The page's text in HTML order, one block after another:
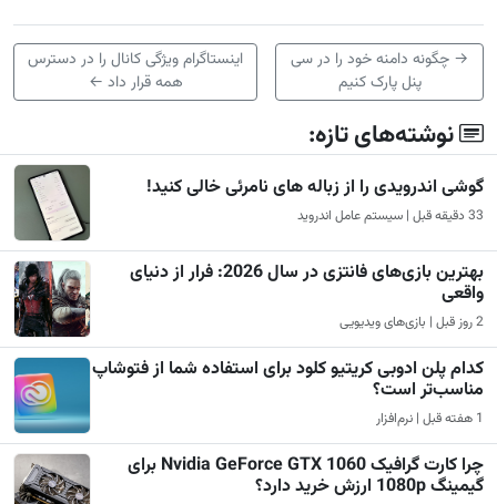
→ چگونه دامنه خود را در سی
پنل پارک کنیم
اینستاگرام ویژگی کانال را در دسترس
همه قرار داد ←
نوشته‌های تازه:
گوشی اندرویدی را از زباله های نامرئی خالی کنید!
33 دقیقه قبل | سیستم عامل اندروید
بهترین بازی‌های فانتزی در سال 2026: فرار از دنیای
واقعی
2 روز قبل | بازی‌های ویدیویی
کدام پلن ادوبی کریتیو کلود برای استفاده شما از فتوشاپ
مناسب‌تر است؟
1 هفته قبل | نرم‌افزار
چرا کارت گرافیک Nvidia GeForce GTX 1060 برای
گیمینگ 1080p ارزش خرید دارد؟